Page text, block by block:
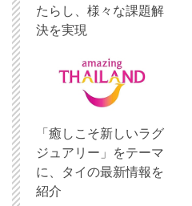
たらし、様々な課題解
決を実現
「癒しこそ新しいラグ
ジュアリー」をテーマ
に、タイの最新情報を
紹介